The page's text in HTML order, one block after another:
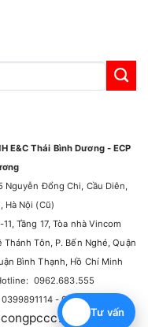
Tư vấn
E&C Thái Bình Dương - ECP
Nguyễn Đổng Chi, Cầu Diên,
Hà Nội (Cũ)
11, Tầng 17, Tòa nhà Vincom
Thánh Tôn, P. Bến Nghé, Quận
Bình Thạnh, Hồ Chí Minh
0962.683.555
- 0965929114
–